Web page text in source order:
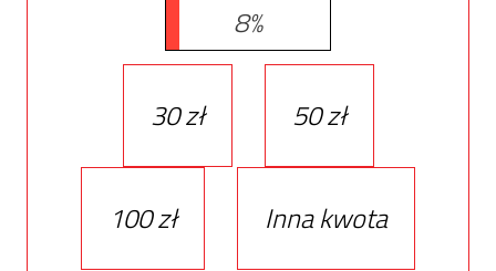
8%
30 zł 50 zł
100 zł
Inna kwota